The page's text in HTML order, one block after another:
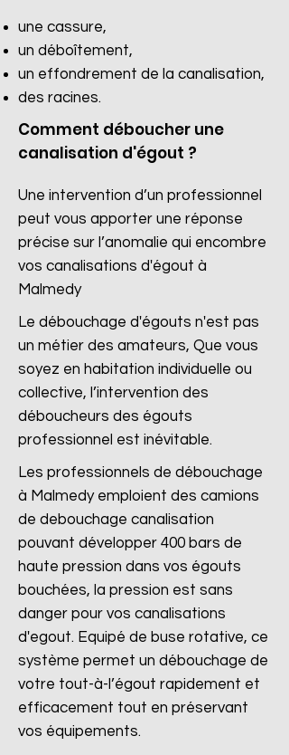
une cassure,
un déboîtement,
un effondrement de la canalisation,
des racines.​
Comment déboucher une
canalisation d'égout ?
Une intervention d’un professionnel
peut vous apporter une réponse
précise sur l’anomalie qui encombre
vos canalisations d'égout à
Malmedy
Le débouchage d'égouts n'est pas
un métier des amateurs, Que vous
soyez en habitation individuelle ou
collective, l’intervention des
déboucheurs des égouts
professionnel est inévitable.
Les professionnels de débouchage
à Malmedy emploient des camions
de debouchage canalisation
pouvant développer 400 bars de
haute pression dans vos égouts
bouchées, la pression est sans
danger pour vos canalisations
d'egout. Equipé de buse rotative, ce
système permet un débouchage de
votre tout-à-l’égout rapidement et
efficacement tout en préservant
vos équipements.